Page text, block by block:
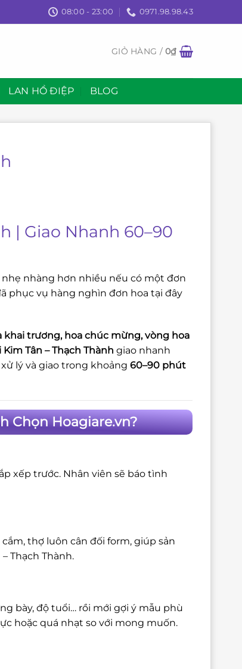
08:00 - 23:00 0971.98.98.43
GIỎ HÀNG /0₫
LAN HỒ ĐIỆP BLOG
| Giao Nhanh 60–90
nhẹ nhàng hơn nhiều nếu có một đơn
phục vụ hàng nghìn đơn hoa tại đây
khai trương, hoa chúc mừng, vòng hoa
Kim Tân – Thạch Thành giao nhanh
lý và giao trong khoảng 60–90 phút
Chọn Hoagiare.vn?
xếp trước. Nhân viên sẽ báo tình
thợ luôn cân đối form, giúp sản
Thạch Thành.
bày, độ tuổi… rồi mới gợi ý mẫu phù
hoặc quá nhạt so với mong muốn.